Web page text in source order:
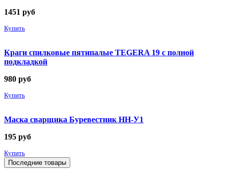
1451 руб
Купить
Краги спилковые пятипалые TEGERA 19 с полной
подкладкой
980 руб
Купить
Маска сварщика Буревестник НН-У1
195 руб
Купить
Последние товары